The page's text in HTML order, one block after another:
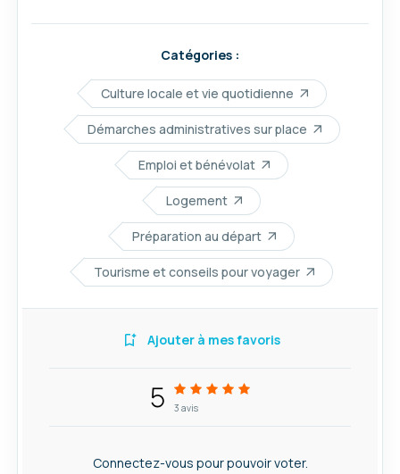
Catégories :
Culture locale et vie quotidienne
Démarches administratives sur place
Emploi et bénévolat
Logement
Préparation au départ
Tourisme et conseils pour voyager
Ajouter à mes favoris
5 3 avis
Connectez-vous pour pouvoir voter.